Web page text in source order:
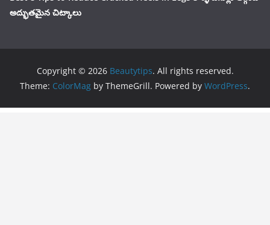
అద్భుతమైన చిట్కాలు
Copyright © 2026 Beautytips. All rights reserved.
Theme: ColorMag by ThemeGrill. Powered by WordPress.